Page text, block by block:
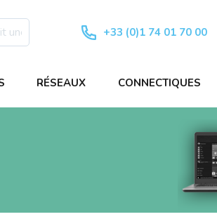
+33 (0)1 74 01 70 00
RÉSEAUX CONNECTIQUES